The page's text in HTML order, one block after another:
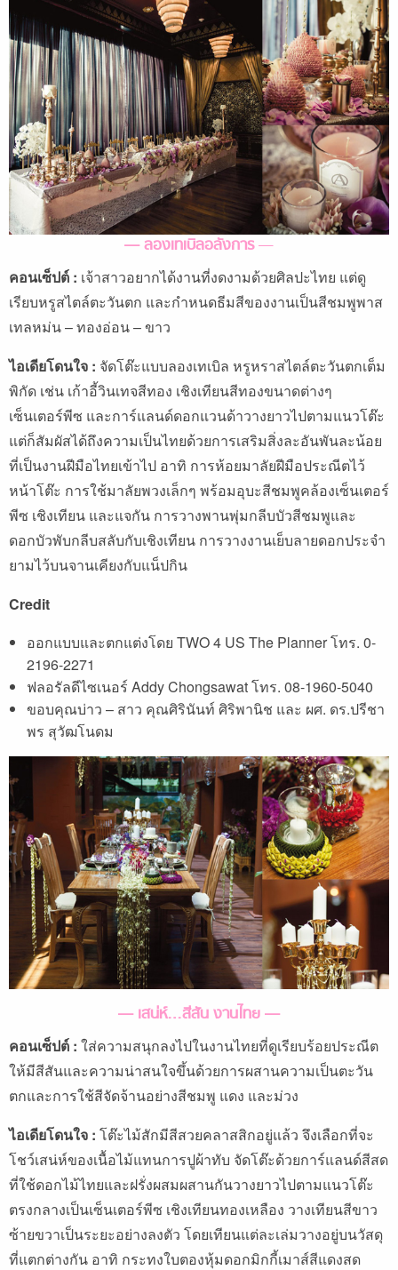
— ลองเทเบิลอลังการ—
คอนเซ็ปต์ : เจ้าสาวอยากได้งานที่งดงามด้วยศิลปะไทย แต่ดู
เรียบหรูสไตล์ตะวันตก และกำหนดธีมสีของงานเป็นสีชมพูพาส
เทลหม่น – ทองอ่อน – ขาว
ไอเดียโดนใจ : จัดโต๊ะแบบลองเทเบิล หรูหราสไตล์ตะวันตกเต็ม
พิกัด เช่น เก้าอี้วินเทจสีทอง เชิงเทียนสีทองขนาดต่างๆ
เซ็นเตอร์พีซ และการ์แลนด์ดอกแวนด้าวางยาวไปตามแนวโต๊ะ
แต่ก็สัมผัสได้ถึงความเป็นไทยด้วยการเสริมสิ่งละอันพันละน้อย
ที่เป็นงานฝีมือไทยเข้าไป อาทิ การห้อยมาลัยฝีมือประณีตไว้
หน้าโต๊ะ การใช้มาลัยพวงเล็กๆ พร้อมอุบะสีชมพูคล้องเซ็นเตอร์
พีซ เชิงเทียน และแจกัน การวางพานพุ่มกลีบบัวสีชมพูและ
ดอกบัวพับกลีบสลับกับเชิงเทียน การวางงานเย็บลายดอกประจำ
ยามไว้บนจานเคียงกับแน็ปกิน
Credit
ออกแบบและตกแต่งโดย TWO 4 US The Planner โทร. 0-
2196-2271
ฟลอรัลดีไซเนอร์ Addy Chongsawat โทร. 08-1960-5040
ขอบคุณบ่าว – สาว คุณศิรินันท์ ศิริพานิช และ ผศ. ดร.ปรีชา
พร สุวัฒโนดม
— เสน่ห์…สีสัน งานไทย —
คอนเซ็ปต์ : ใส่ความสนุกลงไปในงานไทยที่ดูเรียบร้อยประณีต
ให้มีสีสันและความน่าสนใจขึ้นด้วยการผสานความเป็นตะวัน
ตกและการใช้สีจัดจ้านอย่างสีชมพู แดง และม่วง
ไอเดียโดนใจ : โต๊ะไม้สักมีสีสวยคลาสสิกอยู่แล้ว จึงเลือกที่จะ
โชว์เสน่ห์ของเนื้อไม้แทนการปูผ้าทับ จัดโต๊ะด้วยการ์แลนด์สีสด
ที่ใช้ดอกไม้ไทยและฝรั่งผสมผสานกันวางยาวไปตามแนวโต๊ะ
ตรงกลางเป็นเซ็นเตอร์พีซ เชิงเทียนทองเหลือง วางเทียนสีขาว
ซ้ายขวาเป็นระยะอย่างลงตัว โดยเทียนแต่ละเล่มวางอยู่บนวัสดุ
ที่แตกต่างกัน อาทิ กระทงใบตองหุ้มดอกมิกกี้เมาส์สีแดงสด